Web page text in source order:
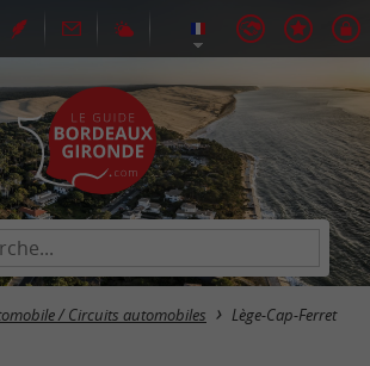
/ Circuits automobiles Lège-Cap-Ferret